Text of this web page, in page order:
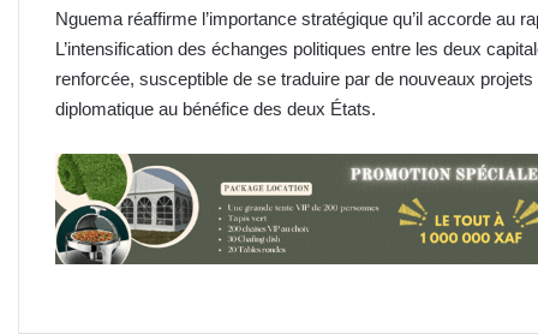
Nguema réaffirme l’importance stratégique qu’il accorde au
L’intensification des échanges politiques entre les deux
renforcée, susceptible de se traduire par de nouveaux
diplomatique au bénéfice des deux États.